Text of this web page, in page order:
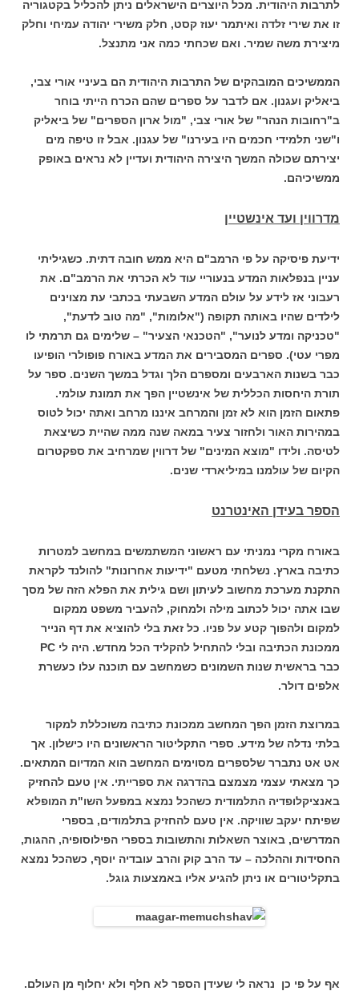
לתרבות היהודית. מכל היוצרים הישראלים ניתן להכליל בקטגוריה
זו את שירי זלדה ואיתמר יעוז קסט, חלק משירי יהודה עמיחי וחלק
מיצירת משה שמיר. ואם שכחתי כמה אני מתנצל.
הממשיכים המובהקים של התרבות היהודית הם בעיניי אורי צבי,
ביאליק ועגנון. אם לדבר על ספרים שהם הכרח הייתי בוחר
ב"רחובות הנהר" של אורי צבי, "מול ארון הספרים" של ביאליק
ו"שני תלמידי חכמים היו בעירנו" של עגנון. אבל זו טיפה מים
יצירתם שכולה המשך היצירה היהודית ועדיין לא נראים באופק
ממשיכיהם.
מדרווין ועד אינשטיין
ידיעת פיסיקה על פי הרמב"ם היא ממש חובה דתית. כשגיליתי
עניין בנפלאות המדע בנעוריי עוד לא הכרתי את הרמב"ם. את
רעבוני אז לידע על עולם המדע השבעתי בכתבי עת מצוינים
לילדים שהיו באותה תקופה ("אלומות", "מה טוב לדעת",
"טכניקה ומדע לנוער", "הטכנאי הצעיר" – שלימים גם תרמתי לו
מפרי עטי). ספרים המסבירים את המדע באורח פופולרי הופיעו
כבר בשנות הארבעים ומספרם הלך וגדל במשך השנים. ספר על
תורת היחסות הכללית של אינשטיין הפך את תמונת עולמי.
פתאום הזמן הוא לא זמן והמרחב איננו מרחב ואתה יכול לטוס
במהירות האור ולחזור צעיר במאה שנה ממה שהיית כשיצאת
לטיסה. ולידו "מוצא המינים" של דרווין שמרחיב את ספקטרום
הקיום של עולמנו במיליארדי שנים.
הספר בעידן האינטרנט
באורח מקרי נמניתי עם ראשוני המשתמשים במחשב למטרות
כתיבה בארץ. נשלחתי מטעם "ידיעות אחרונות" להולנד לקראת
התקנת מערכת מחשוב לעיתון ושם גילית את הפלא הזה של מסך
שבו אתה יכול לכתוב מילה ולמחוק, להעביר משפט ממקום
למקום ולהפוך קטע על פניו. כל זאת בלי להוציא את דף הנייר
ממכונת הכתיבה ובלי להתחיל להקליד הכל מחדש. היה לי PC
כבר בראשית שנות השמונים כשמחשב עם תוכנה עלו כעשרת
אלפים דולר.
במרוצת הזמן הפך המחשב ממכונת כתיבה משוכללת למקור
בלתי נדלה של מידע. ספרי התקליטור הראשונים היו כישלון. אך
אט אט נתברר שלספרים מסוימים המחשב הוא המדיום המתאים.
כך מצאתי עצמי מצמצם בהדרגה את ספרייתי. אין טעם להחזיק
באנציקלופדיה התלמודית כשהכל נמצא במפעל השו"ת המופלא
שפיתח יעקב שוויקה. אין טעם להחזיק בתלמודים, בספרי
המדרשים, באוצר השאלות והתשובות בספרי הפילוסופיה, ההגות,
החסידות וההלכה – עד הרב קוק והרב עובדיה יוסף, כשהכל נמצא
בתקליטורים או ניתן להגיע אליו באמצעות גוגל.
אף על פי כן נראה לי שעידן הספר לא חלף ולא יחלוף מן העולם.